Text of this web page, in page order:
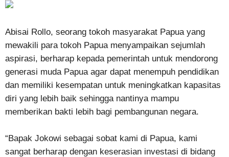
Abisai Rollo, seorang tokoh masyarakat Papua yang
mewakili para tokoh Papua menyampaikan sejumlah
aspirasi, berharap kepada pemerintah untuk mendorong
generasi muda Papua agar dapat menempuh pendidikan
dan memiliki kesempatan untuk meningkatkan kapasitas
diri yang lebih baik sehingga nantinya mampu
memberikan bakti lebih bagi pembangunan negara.
“Bapak Jokowi sebagai sobat kami di Papua, kami
sangat berharap dengan keserasian investasi di bidang